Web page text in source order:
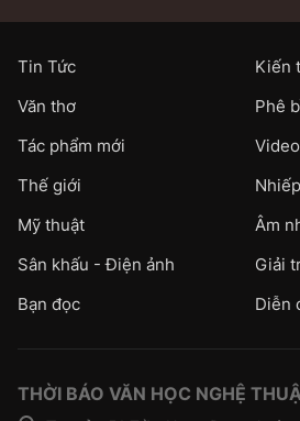
Tin Tức
Kiến
Văn thơ
Phê
Tác phẩm mới
Video
Thế giới
Mỹ thuật
Âm
Sân khấu - Điện ảnh
Giải
Bạn đọc
Diễn
THỜI BÁO VĂN HỌC NGHỆ